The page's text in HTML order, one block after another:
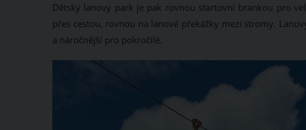
Dětský lanový park je pak rovnou startovní brankou pro
přes cestou, rovnou na lanové překážky mezi stromy.
a náročnější pro pokročilé.